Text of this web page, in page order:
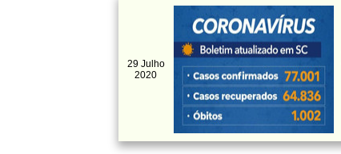
29 Julho
2020